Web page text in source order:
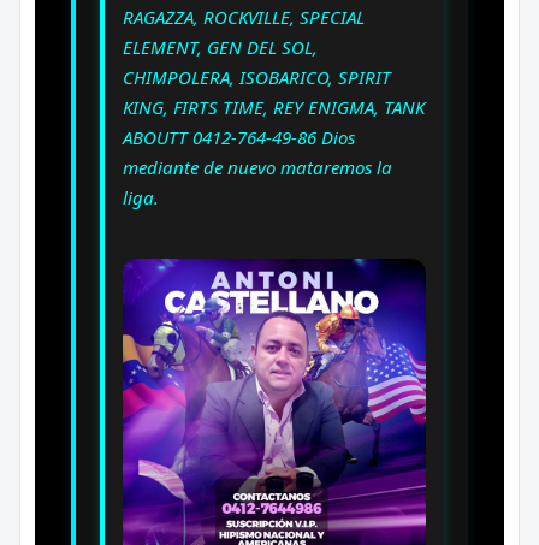
RAGAZZA, ROCKVILLE, SPECIAL
ELEMENT, GEN DEL SOL,
CHIMPOLERA, ISOBARICO, SPIRIT
KING, FIRTS TIME, REY ENIGMA, TANK
ABOUTT 0412-764-49-86 Dios
mediante de nuevo mataremos la
liga.